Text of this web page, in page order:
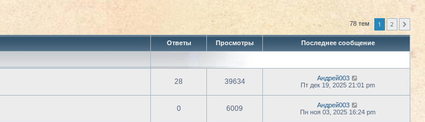
78 тем 1 2
Ответы Просмотры Последнее сообщение
28 39634
Андрей003
Пт дек 19, 2025 21:01 pm
0 6009
Андрей003
Пн ноя 03, 2025 16:24 pm